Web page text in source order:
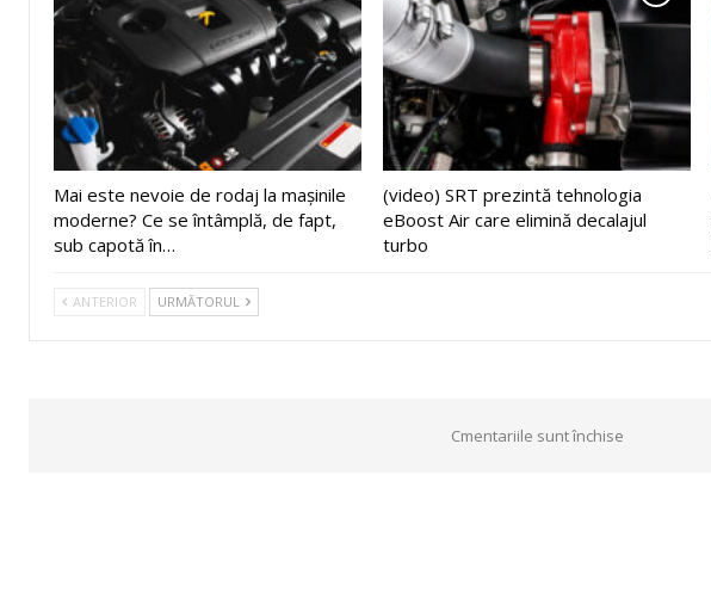
Mai este nevoie de rodaj la mașinile
moderne? Ce se întâmplă, de fapt,
sub capotă în…
(video) SRT prezintă tehnologia
eBoost Air care elimină decalajul
turbo
ANTERIOR URMĂTORUL
Cmentariile sunt închise